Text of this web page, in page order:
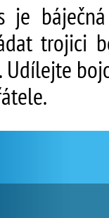
je
trojici